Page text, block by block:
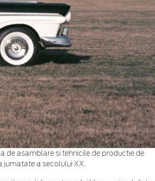
de asamblare si tehnicile de productie de
a secolului XX.